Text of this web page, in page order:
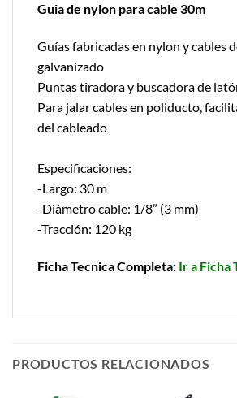
Guia de nylon para cable 30m
Guías fabricadas en nylon y cables
galvanizado
Puntas tiradora y buscadora de
Para jalar cables en poliducto,
del cableado
Especificaciones:
-Largo: 30 m
-Diámetro cable: 1/8” (3 mm)
-Tracción: 120 kg
Ficha Tecnica Completa: Ir a Ficha
PRODUCTOS RELACIONADOS